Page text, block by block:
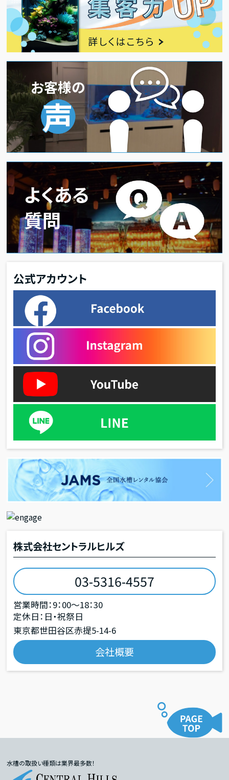
お客様の
声
よくある
質問
公式アカウント
株式会社セントラルヒルズ
03-5316-4557
営業時間：9：00～18：30
定休日：日・祝祭日
東京都世田谷区赤提5-14-6
会社概要
水槽の取扱い種類は業界最多数！